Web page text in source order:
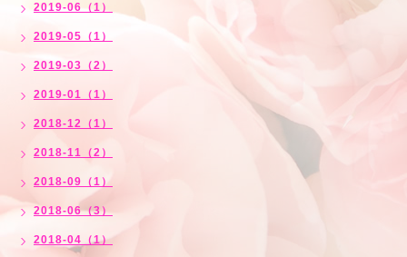
2019-06（1）
2019-05（1）
2019-03（2）
2019-01（1）
2018-12（1）
2018-11（2）
2018-09（1）
2018-06（3）
2018-04（1）